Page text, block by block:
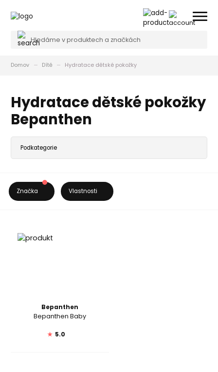
Domov Dítě Hydratace dětské pokožky
Hydratace dětské pokožky
Bepanthen
Značka Vlastnosti
Bepanthen
Bepanthen Baby
★ 5.0